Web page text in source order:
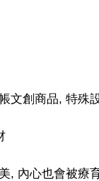
文創商品, 特殊
, 內心也會被療